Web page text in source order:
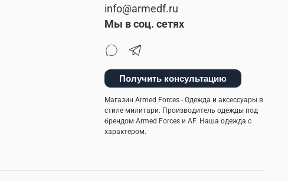
info@armedf.ru
Мы в соц. сетях
Получить консультацию
Магазин Armed Forces - Одежда и аксессуары в
стиле милитари. Производитель одежды под
брендом Armed Forces и AF. Наша одежда с
характером.